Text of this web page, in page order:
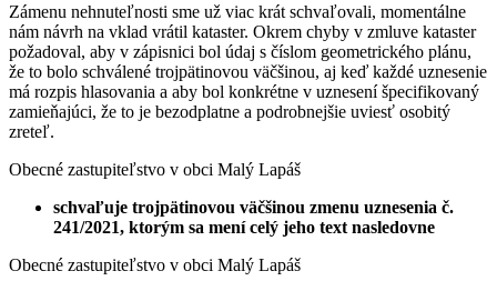
Zámenu nehnuteľnosti sme už viac krát schvaľovali, momentálne
nám návrh na vklad vrátil kataster. Okrem chyby v zmluve kataster
požadoval, aby v zápisnici bol údaj s číslom geometrického plánu,
že to bolo schválené trojpätinovou väčšinou, aj keď každé uznesenie
má rozpis hlasovania a aby bol konkrétne v uznesení špecifikovaný
zamieňajúci, že to je bezodplatne a podrobnejšie uviesť osobitý
zreteľ.
Obecné zastupiteľstvo v obci Malý Lapáš
schvaľuje trojpätinovou väčšinou zmenu uznesenia č.
241/2021, ktorým sa mení celý jeho text nasledovne
Obecné zastupiteľstvo v obci Malý Lapáš